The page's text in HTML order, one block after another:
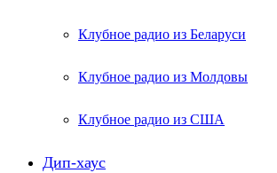
Клубное радио из Беларуси
Клубное радио из Молдовы
Клубное радио из США
Дип-хаус